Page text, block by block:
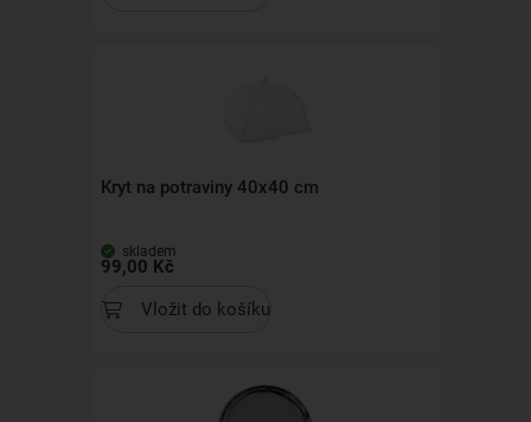
Kryt na potraviny 40x40 cm
skladem
99,00 Kč
Vložit do košíku